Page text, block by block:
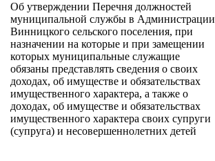
Об утверждении Перечня должностей
муниципальной службы в Администрации
Винницкого сельского поселения, при
назначении на которые и при замещении
которых муниципальные служащие
обязаны представлять сведения о своих
доходах, об имуществе и обязательствах
имущественного характера, а также о
доходах, об имуществе и обязательствах
имущественного характера своих супруги
(супруга) и несовершеннолетних детей